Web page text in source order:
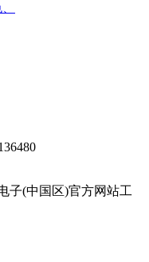
子(中国区)官方网站工